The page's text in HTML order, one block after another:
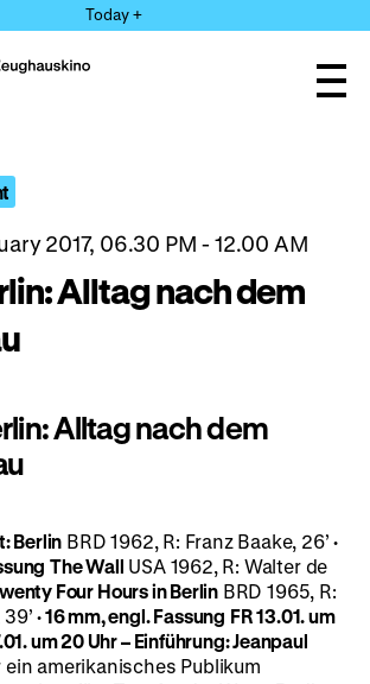
Today +
2017, 06.30 PM - 12.00 AM
Alltag nach dem
Alltag nach dem
Berlin BRD 1962, R: Franz Baake, 26’·
The Wall USA 1962, R: Walter de
Four Hours in Berlin BRD 1965, R:
39’·16 mm, engl.Fassung FR 13.01. um
um 20 Uhr – Einführung: Jeanpaul
amerikanisches Publikum